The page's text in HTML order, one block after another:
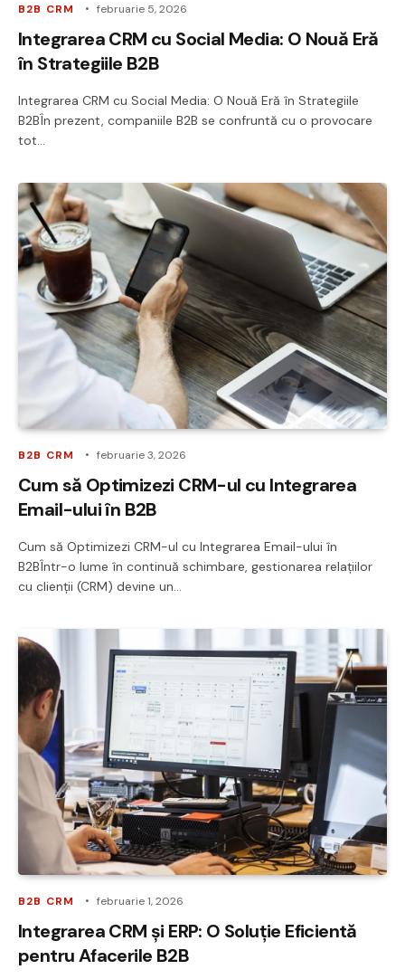
B2B CRM februarie 5, 2026
Integrarea CRM cu Social Media: O Nouă Eră
în Strategiile B2B
Integrarea CRM cu Social Media: O Nouă Eră în Strategiile
B2BÎn prezent, companiile B2B se confruntă cu o provocare
tot…
B2B CRM februarie 3, 2026
Cum să Optimizezi CRM-ul cu Integrarea
Email-ului în B2B
Cum să Optimizezi CRM-ul cu Integrarea Email-ului în
B2BÎntr-o lume în continuă schimbare, gestionarea relațiilor
cu clienții (CRM) devine un…
B2B CRM februarie 1, 2026
Integrarea CRM și ERP: O Soluție Eficientă
pentru Afacerile B2B